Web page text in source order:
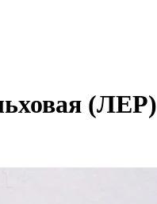
(ЛЕР)